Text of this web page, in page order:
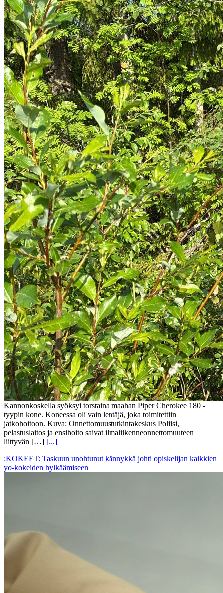
Kannonkoskella syöksyi torstaina maahan Piper Cherokee 180 -
tyypin kone. Koneessa oli vain lentäjä, joka toimitettiin
jatkohoitoon. Kuva: Onnettomuustutkintakeskus Poliisi,
pelastuslaitos ja ensihoito saivat ilmaliikenneonnettomuuteen
liittyvän […] [...]
:KOKEET: Taskuun unohtunut kännykkä johti opiskelijan kaikkien
yo-kokeiden hylkäämiseen